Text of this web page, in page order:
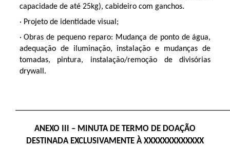
capacidade de até 25kg), cabideiro com ganchos.
· Projeto de identidade visual;
· Obras de pequeno reparo: Mudança de ponto de água,
adequação de iluminação, instalação e mudanças de
tomadas, pintura, instalação/remoção de divisórias
drywall.
ANEXO III – MINUTA DE TERMO DE DOAÇÃO
DESTINADA EXCLUSIVAMENTE À XXXXXXXXXXXXX